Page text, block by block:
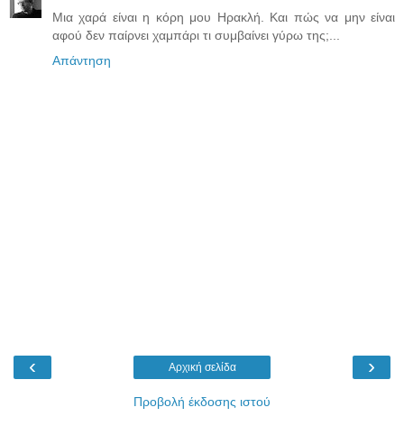
Μια χαρά είναι η κόρη μου Ηρακλή. Και πώς να μην είναι
αφού δεν παίρνει χαμπάρι τι συμβαίνει γύρω της;...
Απάντηση
‹ ›
Αρχική σελίδα
Προβολή έκδοσης ιστού